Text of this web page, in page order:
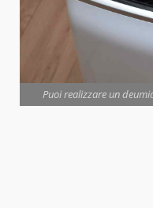
Puoi realizzare un